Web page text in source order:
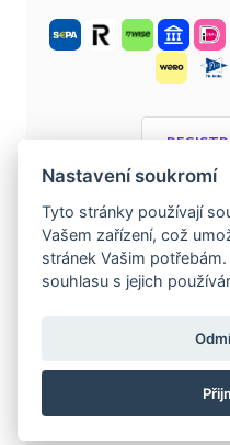
©2004 -2026
Všechna
Nastavení soukromí
Tyto stránky používají
Vašem zařízení, což
stránek Vašim
souhlasu s jejich